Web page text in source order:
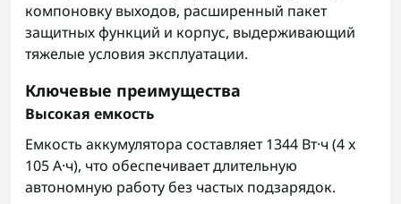
компоновку выходов, расширенный пакет
защитных функций и корпус, выдерживающий
тяжелые условия эксплуатации.
Ключевые преимущества
Высокая емкость
Емкость аккумулятора составляет 1344 Вт·ч (4 x
105 А·ч), что обеспечивает длительную
автономную работу без частых подзарядок.